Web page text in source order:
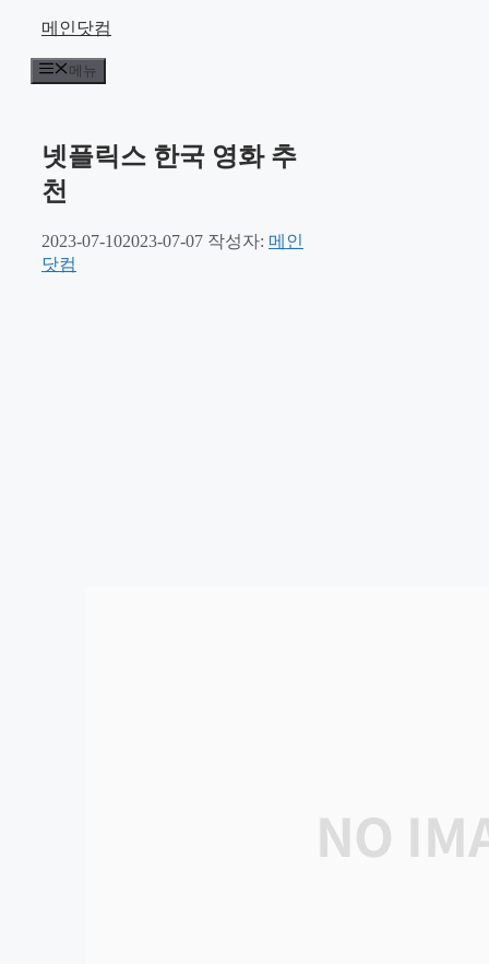
메인닷컴
메뉴
넷플릭스 한국 영화 추
천
2023-07-102023-07-07 작성자: 메인
닷컴